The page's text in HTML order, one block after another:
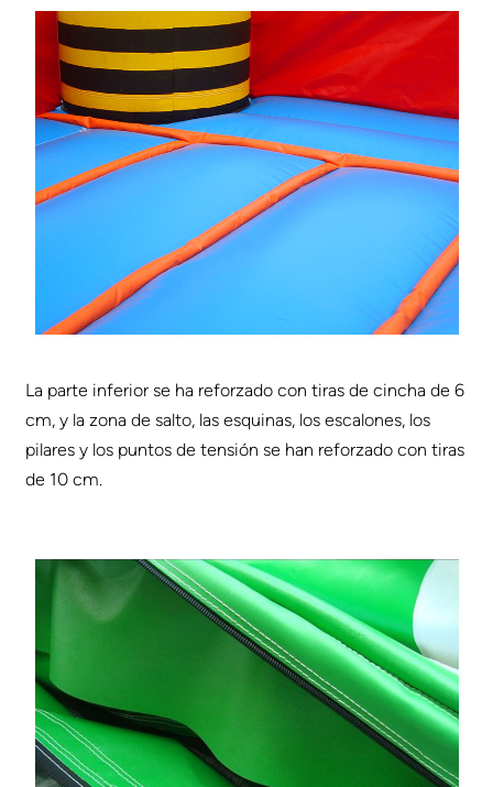
La parte inferior se ha reforzado con tiras de cincha de 6
cm, y la zona de salto, las esquinas, los escalones, los
pilares y los puntos de tensión se han reforzado con tiras
de 10 cm.